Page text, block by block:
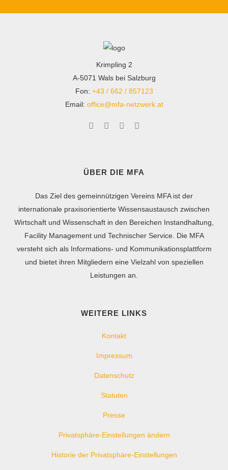
Krimpling 2
A-5071 Wals bei Salzburg
Fon: +43 / 662 / 857123
Email: office@mfa-netzwerk.at
ÜBER DIE MFA
Das Ziel des gemeinnützigen Vereins MFA ist der
internationale praxisorientierte Wissensaustausch zwischen
Wirtschaft und Wissenschaft in den Bereichen Instandhaltung,
Facility Management und Technischer Service. Die MFA
versteht sich als Informations- und Kommunikationsplattform
und bietet ihren Mitgliedern eine Vielzahl von speziellen
Leistungen an.
WEITERE LINKS
Kontakt
Impressum
Datenschutz
Statuten
Presse
Privatsphäre-Einstellungen ändern
Historie der Privatsphäre-Einstellungen